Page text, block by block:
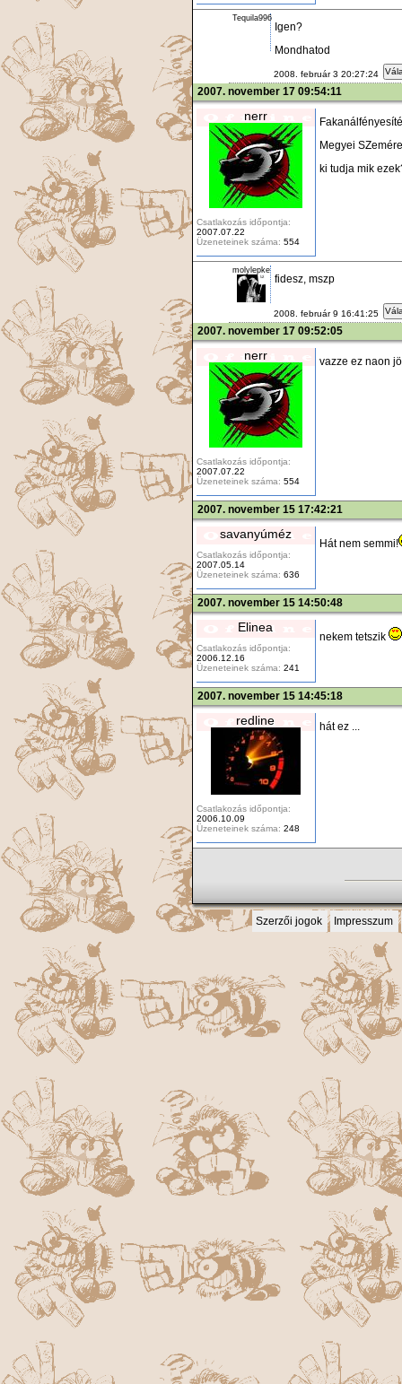
Tequila996
Igen?
Mondhatod
2008. február 3 20:27:24
2007. november 17 09:54:11
nerr
Csatlakozás időpontja:
2007.07.22
Üzeneteinek száma: 554
Megyei
ki tudja mik
molylepke
fidesz, mszp
2008. február 9 16:41:25
2007. november 17 09:52:05
nerr
Csatlakozás időpontja:
2007.07.22
Üzeneteinek száma: 554
vazze ez naon jö
2007. november 15 17:42:21
savanyúméz
Csatlakozás időpontja:
2007.05.14
Üzeneteinek száma: 636
Hát nem semmi!
2007. november 15 14:50:48
Elinea
Csatlakozás időpontja:
2006.12.16
Üzeneteinek száma: 241
nekem tetszik
2007. november 15 14:45:18
redline
Csatlakozás időpontja:
2006.10.09
Üzeneteinek száma: 248
hát ez ...
Szerzői jogok Impresszum